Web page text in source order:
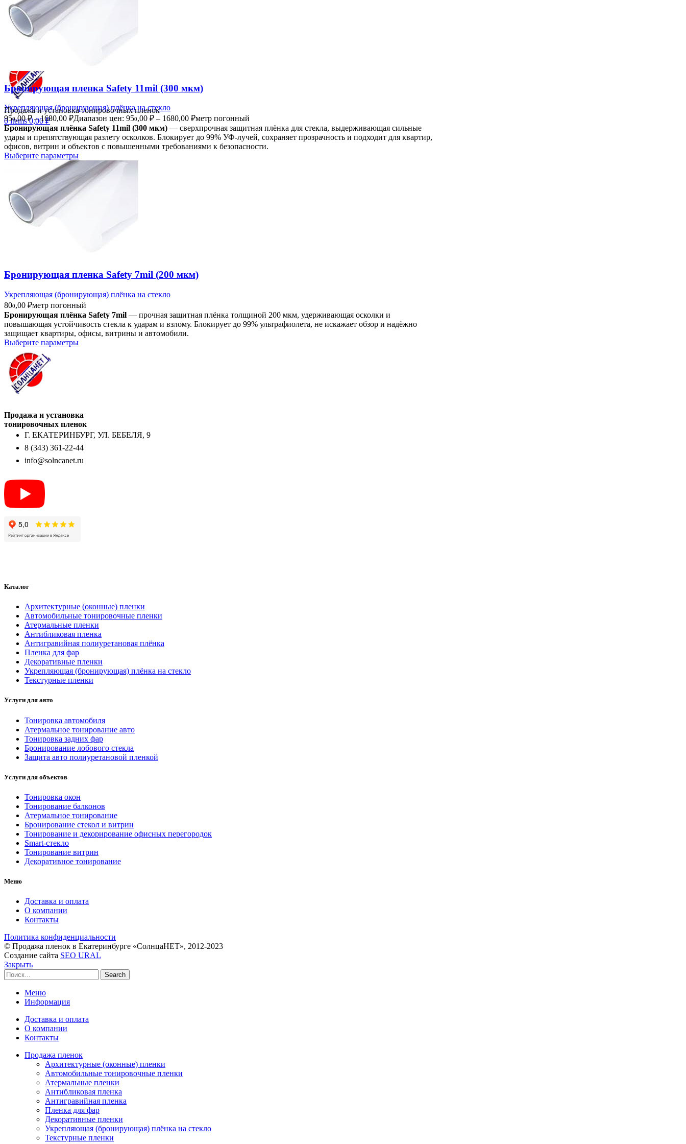
Оконные фильтры
Поиск
items 0,00
Продажа и установка тонировочных пленок
0items 0,00₽
Бронирующая пленка Safety 11mil (300 мкм)
Укрепляющая (бронирующая) плёнка на стекло
950,00₽ – 1680,00 ₽Диапазон цен: 950,00 ₽ – 1680,00 ₽метр погонный
Бронирующая плёнка Safety 11mil (300 мкм) — сверхпрочная защитная плёнка для стекла, выдерживающая сильные
удары и препятствующая разлету осколков. Блокирует до 99% УФ-лучей, сохраняет прозрачность и подходит для квартир,
офисов, витрин и объектов с повышенными требованиями к безопасности.
Выберите параметры
Бронирующая пленка Safety 7mil (200 мкм)
Укрепляющая (бронирующая) плёнка на стекло
800,00 ₽метр погонный
Бронирующая плёнка Safety 7mil — прочная защитная плёнка толщиной 200 мкм, удерживающая осколки и
повышающая устойчивость стекла к ударам и взлому. Блокирует до 99% ультрафиолета, не искажает обзор и надёжно
защищает квартиры, офисы, витрины и автомобили.
Выберите параметры
Продажа и установка
тонировочных пленок
Г. ЕКАТЕРИНБУРГ, УЛ. БЕБЕЛЯ, 9
8 (343) 361-22-44
info@solncanet.ru
Каталог
Архитектурные (оконные) пленки
Автомобильные тонировочные пленки
Атермальные пленки
Антибликовая пленка
Антигравийная полиуретановая плёнка
Пленка для фар
Декоративные пленки
Укрепляющая (бронирующая) плёнка на стекло
Текстурные пленки
Услуги для авто
Тонировка автомобиля
Атермальное тонирование авто
Тонировка задних фар
Бронирование лобового стекла
Защита авто полиуретановой пленкой
Услуги для объектов
Тонировка окон
Тонирование балконов
Атермальное тонирование
Бронирование стекол и витрин
Тонирование и декорирование офисных перегородок
Smart-стекло
Тонирование витрин
Декоративное тонирование
Меню
Доставка и оплата
О компании
Контакты
Политика конфиденциальности
© Продажа пленок в Екатеринбурге «СолнцаНЕТ», 2012-2023
Создание сайта SEO URAL
Закрыть
Search
Меню
Информация
Доставка и оплата
О компании
Контакты
Продажа пленок
Архитектурные (оконные) пленки
Автомобильные тонировочные пленки
Атермальные пленки
Антибликовая пленка
Антигравийная пленка
Пленка для фар
Декоративные пленки
Укрепляющая (бронирующая) плёнка на стекло
Текстурные пленки